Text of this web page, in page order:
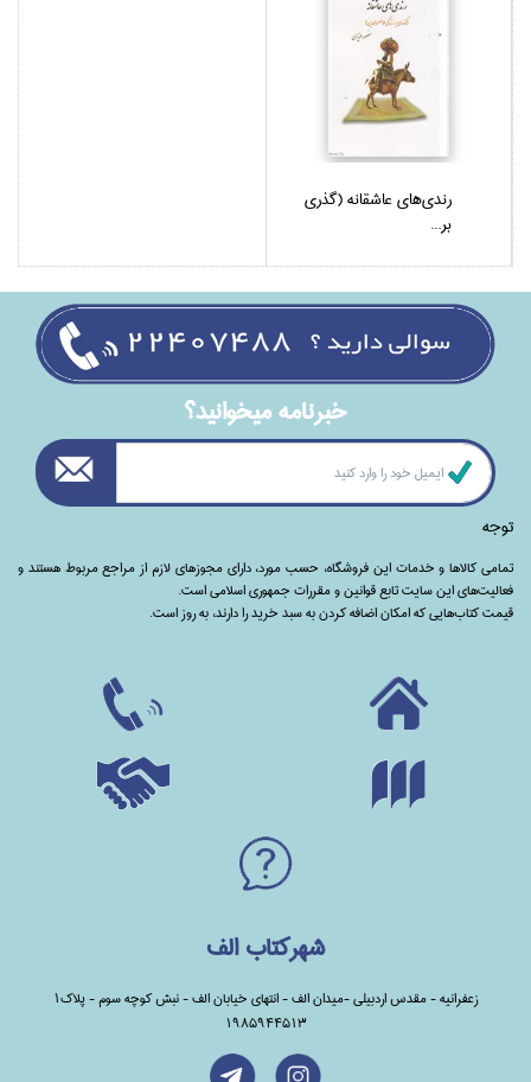
رندي‌هاي عاشقانه (گذري
بر...
خبرنامه ميخوانيد؟
توجه
تمامی‌ کالاها و خدمات این فروشگاه، حسب مورد،‌ دارای مجوزهای لازم از مراجع مربوط هستند ‌و‌‌
فعالیت‌های این سایت تابع قوانین و مقررات جمهوری اسلامی است.
قیمت کتاب‌هایی که امکان اضافه کردن به سبد خرید را دارند،‌ به روز است.
شهرکتاب الف
زعفرانیه - مقدس اردبیلی -میدان الف - انتهای خیابان الف - نبش کوچه سوم - پلاک1
1985944513